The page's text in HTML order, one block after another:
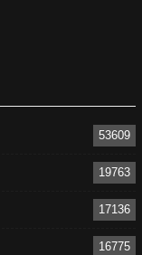
53609
19763
17136
16775